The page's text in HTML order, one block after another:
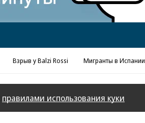
Взрыв у Balzi Rossi Мигранты в Испании
правилами использования куки